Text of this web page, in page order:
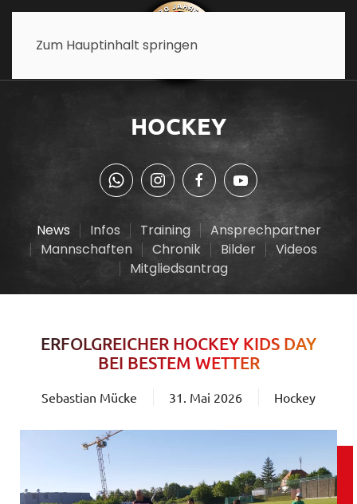
Zum Hauptinhalt springen
HOCKEY
News Infos Training
Ansprechpartner
Mannschaften
Chronik Bilder
Videos
Mitgliedsantrag
ERFOLGREICHER HOCKEY KIDS DAY
BEI BESTEM WETTER
Sebastian Mücke 31. Mai 2026 Hockey